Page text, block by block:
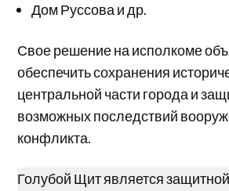
Дом Руссова и др.
Свое решение на исполкоме
обеспечить сохранения
центральной части города и
возможных последствий
конфликта.
Голубой Щит является